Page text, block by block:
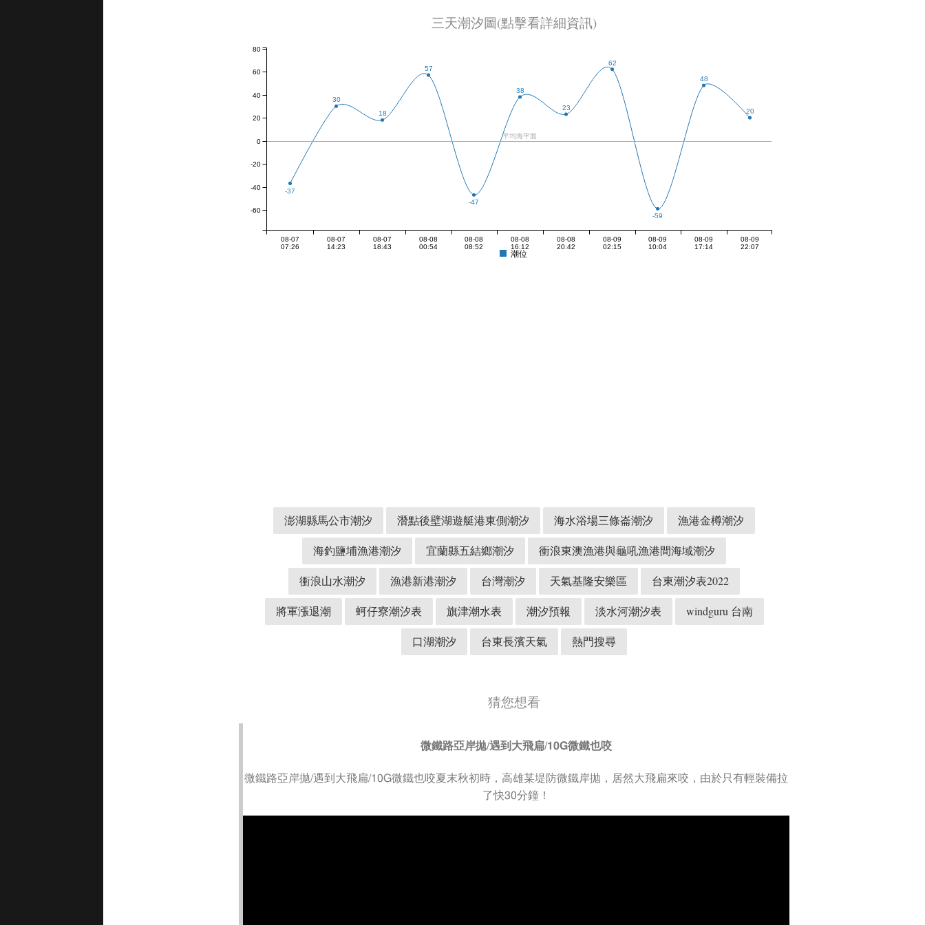
三天潮汐圖(點擊看詳細資訊)
-37
30
18
57
-47
38
23
62
-59
48
20
平均海平面
08-07
07:26
08-07
14:23
08-07
18:43
08-08
00:54
08-08
08:52
08-08
16:12
08-08
20:42
08-09
02:15
08-09
10:04
08-09
17:14
08-09
22:07
-60
-40
-20
0
20
40
60
80
潮位
澎湖縣馬公市潮汐 潛點後壁湖遊艇港東側潮汐 海水浴場三條崙潮汐 漁港金樽潮汐
海釣鹽埔漁港潮汐 宜蘭縣五結鄉潮汐 衝浪東澳漁港與龜吼漁港間海域潮汐
衝浪山水潮汐 漁港新港潮汐 台灣潮汐 天氣基隆安樂區 台東潮汐表2022
將軍漲退潮 蚵仔寮潮汐表 旗津潮水表 潮汐預報 淡水河潮汐表 windguru 台南
口湖潮汐 台東長濱天氣 熱門搜尋
猜您想看
微鐵路亞岸拋/遇到大飛扁/10G微鐵也咬
微鐵路亞岸拋/遇到大飛扁/10G微鐵也咬夏末秋初時，高雄某堤防微鐵岸拋，居然大飛扁來咬，由於只有輕裝備拉
了快30分鐘！